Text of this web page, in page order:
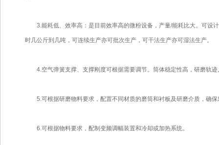
3.能耗低、效率高：是目前效率高的微粉设备，产量/能耗比大。可设
时几公斤到几吨，可连续生产亦可批次生产，可干法生产亦可湿法生产。
4.空气弹簧支撑、支撑刚度可根据需要调节。筒体稳定性高，研磨轨迹
5.可根据研磨物料要求，配置不同材质的磨筒和衬板及研磨介质，确保
6.可根据物料要求，配制变频调幅装置和冷却或加热系统。